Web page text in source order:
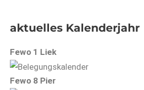
aktuelles Kalenderjahr
Fewo 1 Liek
Fewo 8 Pier